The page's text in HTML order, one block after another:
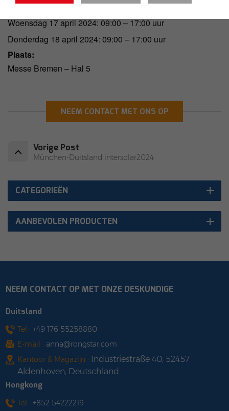
Openingstijden:
Woensdag 17 april 2024: 09:00 – 17:00 uur
Donderdag 18 april 2024: 09:00 – 17:00 uur
Plaats:
Messe Bremen – Hal 5
NEEM CONTACT MET ONS OP
Vorige Post
München-Duitsland intersolar2024
CATEGORIEËN
AANBEVOLEN PRODUCTEN
NEEM CONTACT OP MET ONZE DESKUNDIGE
Duitsland
Tel : +49 176 55258880
E-mail : anna@rongstar.com
Kantoor & Magazijn : Industriestraße 40, 52457
Aldenhoven, Deutschland
Hongkong
Tel : +852 54222219